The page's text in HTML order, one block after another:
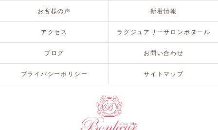
お客様の声 新着情報
アクセス ラグジュアリーサロンボヌール
ブログ お問い合わせ
プライバシーポリシー サイトマップ